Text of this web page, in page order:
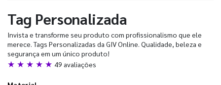
Tag Personalizada
Invista e transforme seu produto com profissionalismo que ele
merece. Tags Personalizadas da GIV Online. Qualidade, beleza e
segurança em um único produto!
★ ★ ★ ★ ★ 49 avaliações